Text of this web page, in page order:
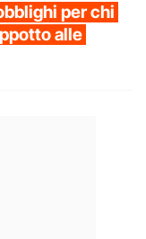
per chi
alle